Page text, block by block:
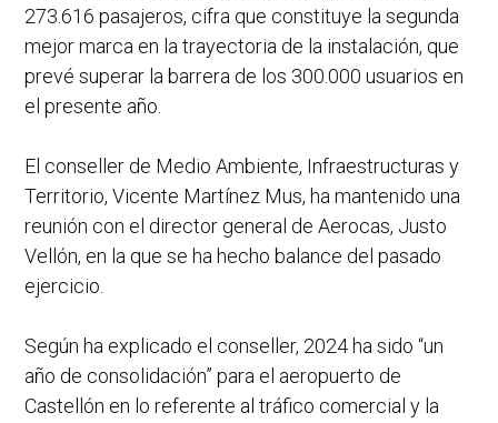
273.616 pasajeros, cifra que constituye la segunda
mejor marca en la trayectoria de la instalación, que
prevé superar la barrera de los 300.000 usuarios en
el presente año.
El conseller de Medio Ambiente, Infraestructuras y
Territorio, Vicente Martínez Mus, ha mantenido una
reunión con el director general de Aerocas, Justo
Vellón, en la que se ha hecho balance del pasado
ejercicio.
Según ha explicado el conseller, 2024 ha sido “un
año de consolidación” para el aeropuerto de
Castellón en lo referente al tráfico comercial y la